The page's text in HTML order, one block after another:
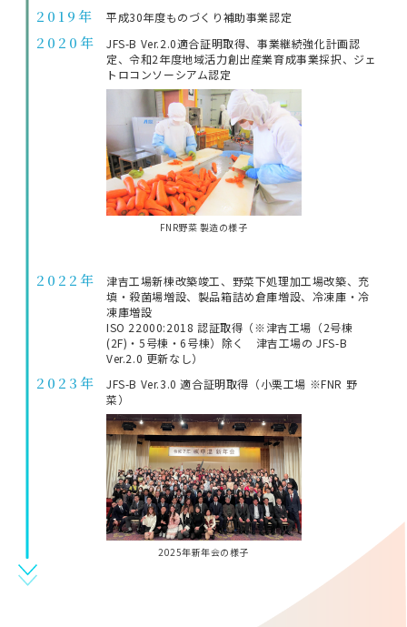
2019年 平成30年度ものづくり補助事業認定
2020年
JFS-B Ver.2.0適合証明取得、事業継続強化計画認
定、令和2年度地域活力創出産業育成事業採択、ジェ
トロコンソーシアム認定
FNR野菜 製造の様子
2022年
津吉工場新棟改築竣工、野菜下処理加工場改築、充
填・殺菌場増設、製品箱詰め倉庫増設、冷凍庫・冷
凍庫増設
ISO 22000:2018 認証取得（※津吉工場（2号棟
(2F)・5号棟・6号棟）除く 津吉工場の JFS-B
Ver.2.0 更新なし）
2023年
JFS-B Ver.3.0 適合証明取得（小栗工場 ※FNR 野
菜）
2025年新年会の様子